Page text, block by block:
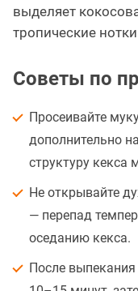
выделяет
тропические
Советы по
Просеивайте
дополнительно
структуру кекса
Не открывайте
— перепад
оседанию кекса.
После